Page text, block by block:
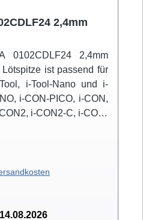
2,4mm
0102CDLF24 2,4mm
ist passend für
i-Tool-Nano und i-
i-CON-PICO, i-CON,
i-CON2-C, i-CON-